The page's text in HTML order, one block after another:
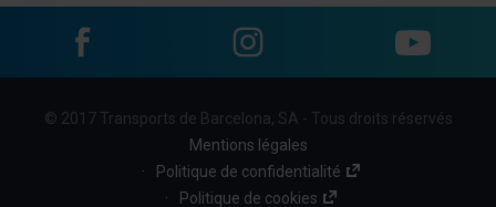
Menu© 2017 Transports de Barcelona, SA - Tous droits réservés
Mentions légales
Politique de confidentialité
Politique de cookies